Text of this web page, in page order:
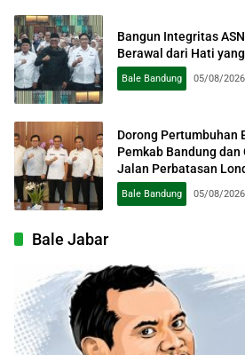
Bangun Integritas
Berawal dari Hati
Bale Bandung 05/08/2026
Dorong Pertumbuhan
Pemkab Bandung
Jalan Perbatasan
Bale Bandung 05/08/2026
Bale Jabar